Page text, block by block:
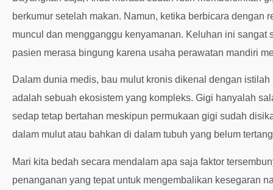
berkumur setelah makan. Namun, ketika berbicara dengan
muncul dan mengganggu kenyamanan. Keluhan ini
pasien merasa bingung karena usaha perawatan mandiri
Dalam dunia medis, bau mulut kronis dikenal dengan
adalah sebuah ekosistem yang kompleks. Gigi hanyalah
sedap tetap bertahan meskipun permukaan gigi sudah
dalam mulut atau bahkan di dalam tubuh yang belum
Mari kita bedah secara mendalam apa saja faktor
penanganan yang tepat untuk mengembalikan kesegaran